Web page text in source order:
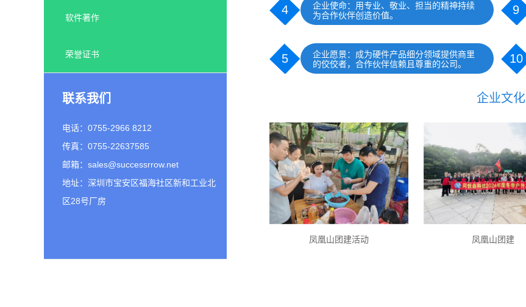
软件著作
荣誉证书
联系我们
电话：0755-2966 8212
传真：0755-22637585
邮箱：sales@successrrow.net
地址：深圳市宝安区福海社区新和工业北
区28号厂房
4
企业使命：用专业、敬业、担当的精神持续
为合作伙伴创造价值。
5
企业愿景：成为硬件产品细分领域提供商里
的佼佼者，合作伙伴信赖且尊重的公司。
9
10
企业文化
凤凰山团建活动 凤凰山团建